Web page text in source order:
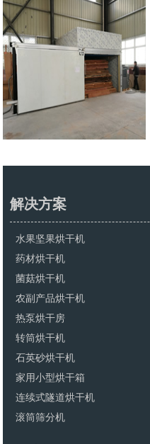
解决方案
水果坚果烘干机
药材烘干机
菌菇烘干机
农副产品烘干机
热泵烘干房
转筒烘干机
石英砂烘干机
家用小型烘干箱
连续式隧道烘干机
滚筒筛分机